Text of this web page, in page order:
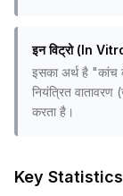
इन विट्रो (In
इसका अर्थ है "कांच
नियंत्रित वातावरण
करता है।
Key Statistics